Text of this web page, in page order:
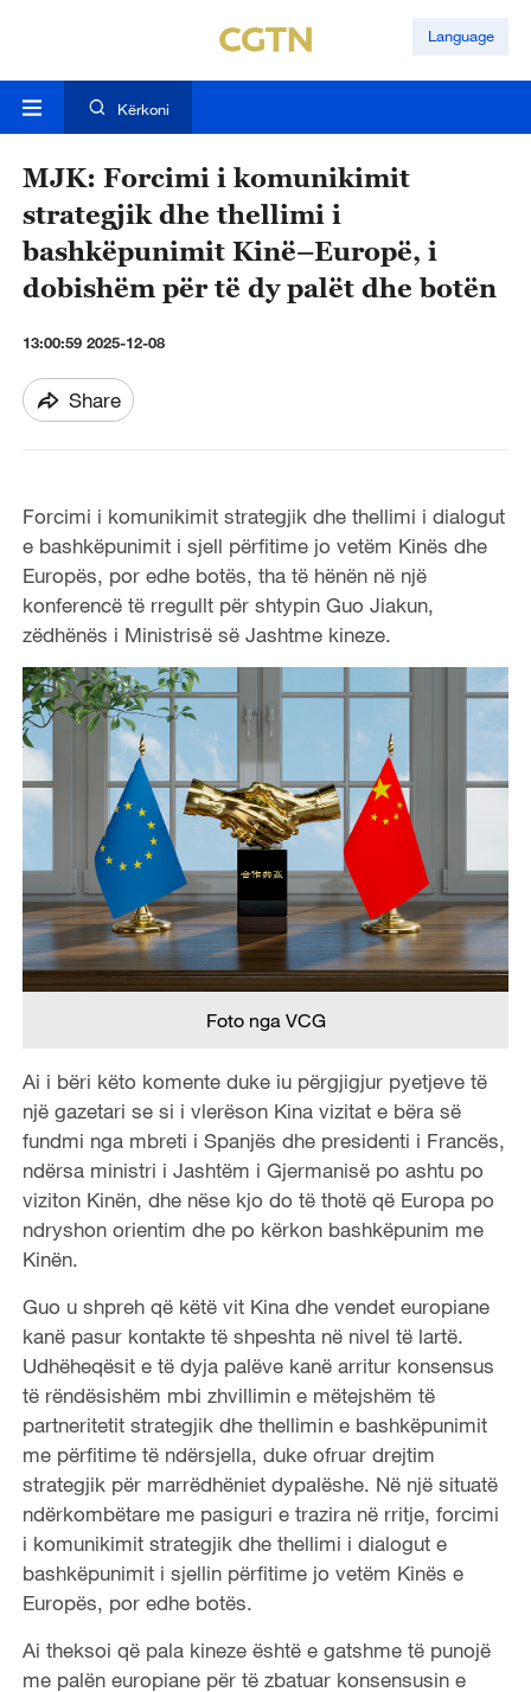
Language
Kërkoni
MJK: Forcimi i komunikimit
strategjik dhe thellimi i
bashkëpunimit Kinë–Europë, i
dobishëm për të dy palët dhe botën
13:00:59 2025-12-08
Share
Forcimi i komunikimit strategjik dhe thellimi i dialogut
e bashkëpunimit i sjell përfitime jo vetëm Kinës dhe
Europës, por edhe botës, tha të hënën në një
konferencë të rregullt për shtypin Guo Jiakun,
zëdhënës i Ministrisë së Jashtme kineze.
Foto nga VCG
Ai i bëri këto komente duke iu përgjigjur pyetjeve të
një gazetari se si i vlerëson Kina vizitat e bëra së
fundmi nga mbreti i Spanjës dhe presidenti i Francës,
ndërsa ministri i Jashtëm i Gjermanisë po ashtu po
viziton Kinën, dhe nëse kjo do të thotë që Europa po
ndryshon orientim dhe po kërkon bashkëpunim me
Kinën.
Guo u shpreh që këtë vit Kina dhe vendet europiane
kanë pasur kontakte të shpeshta në nivel të lartë.
Udhëheqësit e të dyja palëve kanë arritur konsensus
të rëndësishëm mbi zhvillimin e mëtejshëm të
partneritetit strategjik dhe thellimin e bashkëpunimit
me përfitime të ndërsjella, duke ofruar drejtim
strategjik për marrëdhëniet dypalëshe. Në një situatë
ndërkombëtare me pasiguri e trazira në rritje, forcimi
i komunikimit strategjik dhe thellimi i dialogut e
bashkëpunimit i sjellin përfitime jo vetëm Kinës e
Europës, por edhe botës.
Ai theksoi që pala kineze është e gatshme të punojë
me palën europiane për të zbatuar konsensusin e